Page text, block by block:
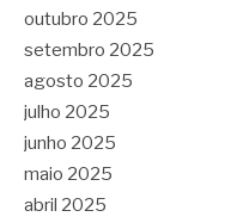
outubro 2025
setembro 2025
agosto 2025
julho 2025
junho 2025
maio 2025
abril 2025